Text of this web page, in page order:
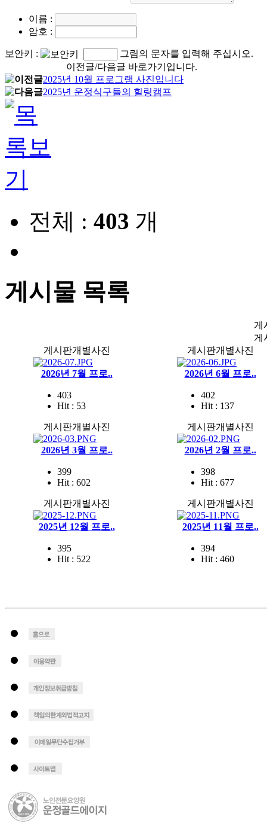
이름 :
암호 :
보안키 :
그림의 문자를 입력해 주십시오.
이전글/다음글 바로가기입니다.
2025년 10월 프로그램 사진입니다
2025년 운정식구들의 힐링캠프
전체 : 403 개
게시물 목록
게
게
게시판개별사진
2026년 7월 프로..
403
Hit : 53
게시판개별사진
2026년 6월 프로..
402
Hit : 137
게시판개별사진
2026년 3월 프로..
399
Hit : 602
게시판개별사진
2026년 2월 프로..
398
Hit : 677
게시판개별사진
2025년 12월 프로..
395
Hit : 522
게시판개별사진
2025년 11월 프로..
394
Hit : 460